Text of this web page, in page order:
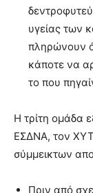
υγείας των
πληρώνουν
κάποτε να
το που
Η τρίτη ομάδα
ΕΣΔΝΑ, τον
σύμμεικτων
Πριν από